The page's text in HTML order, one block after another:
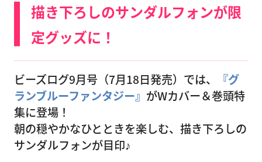
描き下ろしのサンダルフォンが限
定グッズに！
ビーズログ9月号（7月18日発売）では、
『グ
ランブルーファンタジー』 がWカバー＆巻頭特
集に登場！
朝の穏やかなひとときを楽しむ、描き下ろしの
サンダルフォンが目印♪